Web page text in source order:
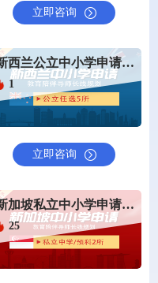
立即咨询
新西兰公立中小学申请（仅申请服务）
1
立即咨询
新加坡私立中小学申请（私立中学/预科）
25